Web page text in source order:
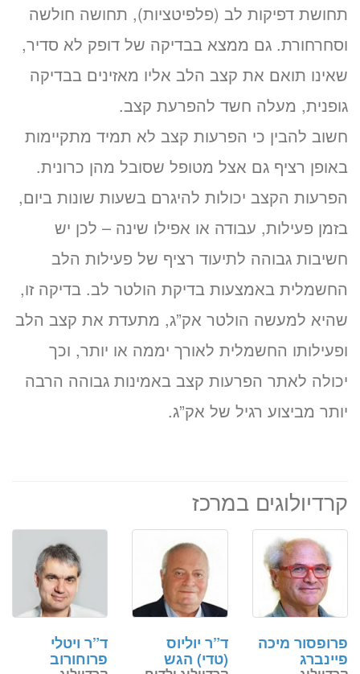
תחושת דפיקות לב (פלפיטציות), תחושה חולשה
וסחרחורת. גם ממצא בבדיקה של דופק לא סדיר,
שאינו תואם את קצב הלב אליו מאזינים בבדיקה
גופנית, מעלה חשד להפרעת קצב.
חשוב להבין כי הפרעות קצב לא תמיד מתקיימות
באופן רציף גם אצל מטופל שסובל מהן כרונית.
הפרעות הקצב יכולות להיגרם בשעות שונות ביום,
בזמן פעילות, עבודה או אפילו שינה – לכן יש
חשיבות גבוהה לתיעוד רציף של פעילות הלב
החשמלית באמצעות בדיקת הולטר לב. בדיקה זו,
שהיא למעשה הולטר אק”ג, מתעדת את קצב הלב
ופעילותו החשמלית לאורך יממה או יותר, וכך
יכולה לאתר הפרעות קצב באמינות גבוהה הרבה
יותר מביצוע רגיל של אק”ג.
קרדיולוגים במרכז
ד”ר ויטלי
פרוחורוב
ד”ר יוליוס
(טדי) הגש
פרופסור מיכה
פיינברג